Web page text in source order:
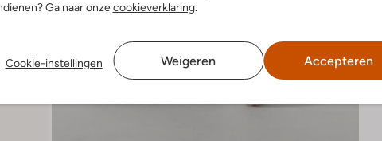
Ga naar onzecookieverklaring.
Cookie-instellingen Weigeren Accepteren